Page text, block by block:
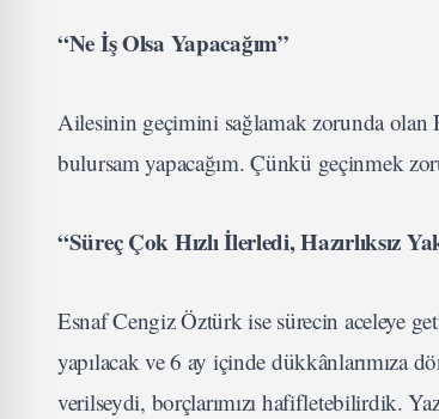
“Ne İş Olsa Yapacağım”
Ailesinin geçimini sağlamak zorunda olan
bulursam yapacağım. Çünkü geçinmek
“Süreç Çok Hızlı İlerledi, Hazırlıksız
Esnaf Cengiz Öztürk ise sürecin aceleye
yapılacak ve 6 ay içinde dükkânlarımıza
verilseydi, borçlarımızı hafifletebilirdik.